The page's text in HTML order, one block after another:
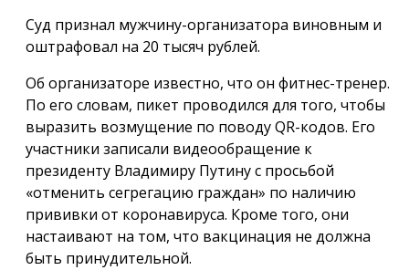
Суд признал мужчину-организатора виновным и
оштрафовал на 20 тысяч рублей.
Об организаторе известно, что он фитнес-тренер.
По его словам, пикет проводился для того, чтобы
выразить возмущение по поводу QR-кодов. Его
участники записали видеообращение к
президенту Владимиру Путину с просьбой
«отменить сегрегацию граждан» по наличию
прививки от коронавируса. Кроме того, они
настаивают на том, что вакцинация не должна
быть принудительной.